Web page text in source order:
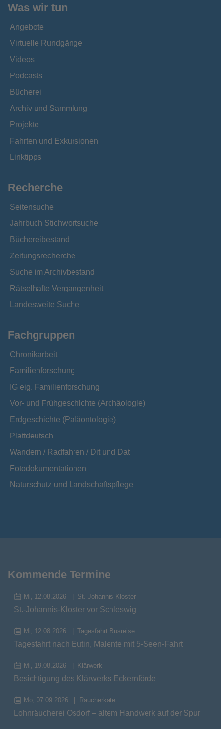
Was wir tun
Angebote
Virtuelle Rundgänge
Videos
Podcasts
Bücherei
Archiv und Sammlung
Projekte
Fahrten und Exkursionen
Linktipps
Recherche
Seitensuche
Jahrbuch Stichwortsuche
Büchereibestand
Zeitungsrecherche
Suche im Archivbestand
Rätselhafte Vergangenheit
Landesweite Suche
Fachgruppen
Chronikarbeit
Familienforschung
IG eig. Familienforschung
Vor- und Frühgeschichte (Archäologie)
Erdgeschichte (Paläontologie)
Plattdeutsch
Wandern / Radfahren / Dit und Dat
Fotodokumentationen
Naturschutz und Landschaftspflege
Kommende Termine
Mi, 12.08.2026 St.-Johannis-Kloster
St.-Johannis-Kloster vor Schleswig
Mi, 12.08.2026 Tagesfahrt Busreise
Tagesfahrt nach Eutin, Malente mit 5-Seen-Fahrt
Mi, 19.08.2026 Klärwerk
Besichtigung des Klärwerks Eckernförde
Mo, 07.09.2026 Räucherkate
Lohnräucherei Osdorf – altem Handwerk auf der Spur